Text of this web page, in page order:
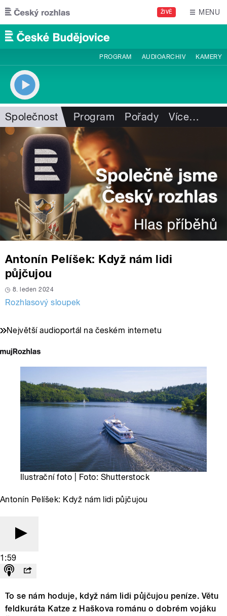
Přejít k hlavnímu obsahu
ŽIVĚ MENU
PROGRAM AUDIOARCHIV KAMERY
Společnost Program Pořady Více…
Antonín Pelíšek: Když nám lidi
půjčujou
8. leden 2024
Rozhlasový sloupek
Největší audioportál na českém internetu
Ilustrační foto | Foto: Shutterstock
Antonín Pelíšek: Když nám lidi půjčujou
1:59
To se nám hoduje, když nám lidi půjčujou peníze. Větu
feldkuráta Katze z Haškova románu o dobrém vojáku